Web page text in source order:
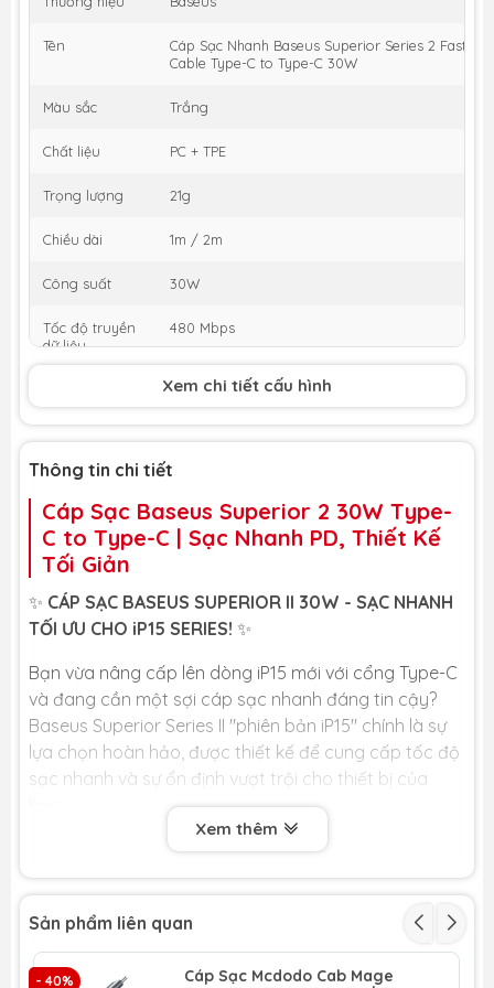
Tên
Cáp Sạc Nhanh Baseus Superior Series 2 Fast
Cable Type-C to Type-C 30W
Màu sắc Trắng
Chất liệu PC + TPE
Trọng lượng 21g
Chiều dài 1m / 2m
Công suất 30W
Tốc độ truyền
dữ liệu
480 Mbps
TypeC
Xem chi tiết cấu hình
Thông tin chi tiết
Cáp Sạc Baseus Superior 2 30W Type-
C to Type-C | Sạc Nhanh PD, Thiết Kế
Tối Giản
✨ CÁP SẠC BASEUS SUPERIOR II 30W - SẠC NHANH
TỐI ƯU CHO iP15 SERIES! ✨
Bạn vừa nâng cấp lên dòng iP15 mới với cổng Type-C
và đang cần một sợi cáp sạc nhanh đáng tin cậy?
Baseus Superior Series II "phiên bản iP15" chính là sự
lựa chọn hoàn hảo, được thiết kế để cung cấp tốc độ
sạc nhanh và sự ổn định vượt trội cho thiết bị của
LỢI ÍCH CỐT LÕI DÀNH CHO BẠN 🏆
⚡THIẾT KẾ DÀNH RIÊNG CHO iP15 SERIES:
Tương thích hoàn hảo, hiệu năng tối ưu. Cáp
sạc nhanh PD 30W, hoàn toàn tương thích với
Xem thêm
Sản phẩm liên quan
- 40%
Cáp Sạc Mcdodo Cab Mage